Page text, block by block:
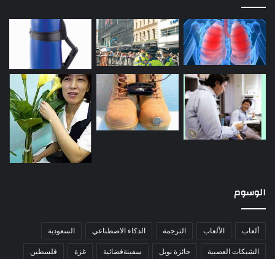
الوسوم
ألعاب الألعاب الترجمة الذكاء الاصطناعي السعودية
الشبكات العصبية جائزة نوبل سفينةفضائية غزة فلسطين